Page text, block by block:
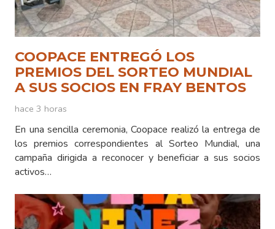
COOPACE ENTREGÓ LOS
PREMIOS DEL SORTEO MUNDIAL
A SUS SOCIOS EN FRAY BENTOS
hace 3 horas
En una sencilla ceremonia, Coopace realizó la entrega de
los premios correspondientes al Sorteo Mundial, una
campaña dirigida a reconocer y beneficiar a sus socios
activos…